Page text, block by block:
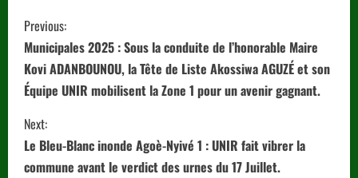
C
o
n
t
i
Previous:
Municipales 2025 : Sous la conduite de l’honorable Maire
Kovi ADANBOUNOU, la Tête de Liste Akossiwa AGUZÉ et son
Équipe UNIR mobilisent la Zone 1 pour un avenir gagnant.
Next:
Le Bleu-Blanc inonde Agoè-Nyivé 1 : UNIR fait vibrer la
commune avant le verdict des urnes du 17 Juillet.